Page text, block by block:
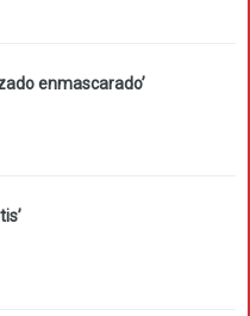
enmascarado’